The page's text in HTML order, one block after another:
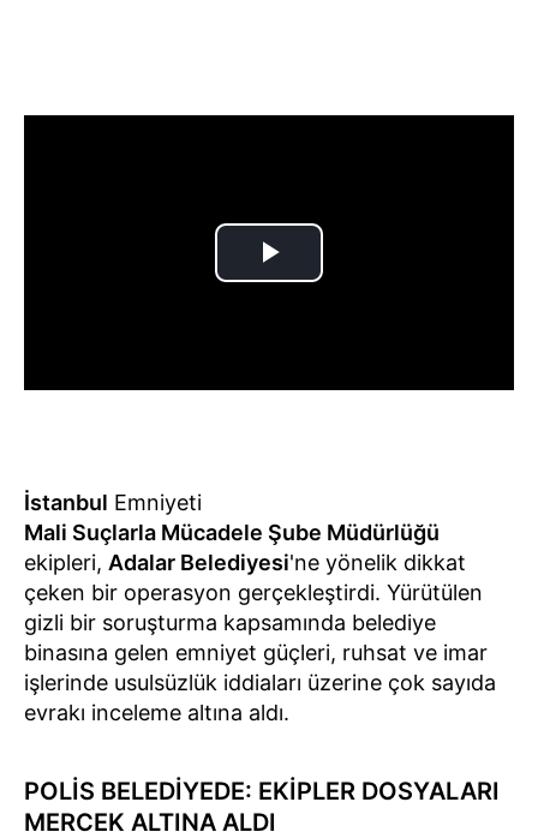
İstanbul Emniyeti
Mali Suçlarla Mücadele Şube Müdürlüğü
ekipleri, Adalar Belediyesi'ne yönelik dikkat
çeken bir operasyon gerçekleştirdi. Yürütülen
gizli bir soruşturma kapsamında belediye
binasına gelen emniyet güçleri, ruhsat ve imar
işlerinde usulsüzlük iddiaları üzerine çok sayıda
evrakı inceleme altına aldı.
POLİS BELEDİYEDE: EKİPLER DOSYALARI
MERCEK ALTINA ALDI